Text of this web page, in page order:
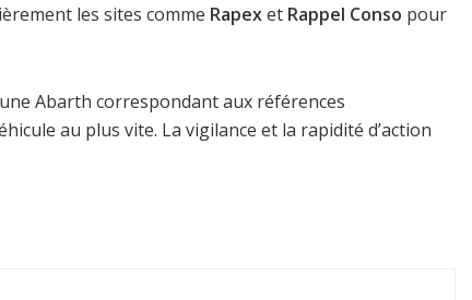
les sites comme Rapexet Rappel Conso pour
Abarth correspondant aux références
au plus vite. La vigilance et la rapidité d’action